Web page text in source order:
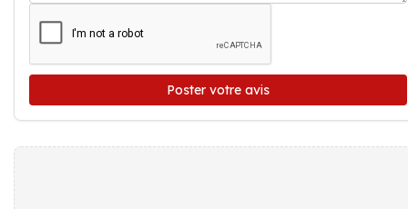
Poster votre avis